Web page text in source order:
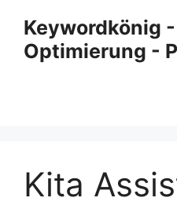
Inhalt
springen
Keywordkönig
Optimierung -
Kita